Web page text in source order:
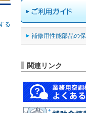
る
補修用性能部品の
関連リンク